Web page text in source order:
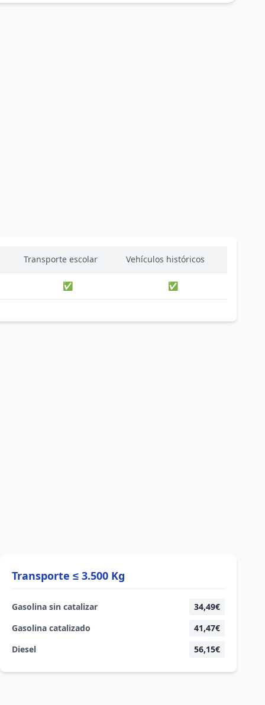
Transporte escolar Vehículos históricos
✅ ✅
Transporte ≤ 3.500 Kg
Gasolina sin catalizar
34,49€
Gasolina catalizado
41,47€
Diesel
56,15€